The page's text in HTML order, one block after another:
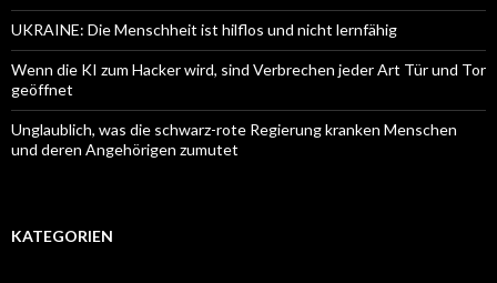
UKRAINE: Die Menschheit ist hilflos und nicht lernfähig
Wenn die KI zum Hacker wird, sind Verbrechen jeder Art Tür und Tor
geöffnet
Unglaublich, was die schwarz-rote Regierung kranken Menschen
und deren Angehörigen zumutet
KATEGORIEN